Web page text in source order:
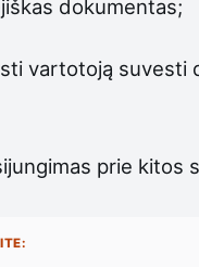
dokumentas;
vartotoją suvesti
prie kitos